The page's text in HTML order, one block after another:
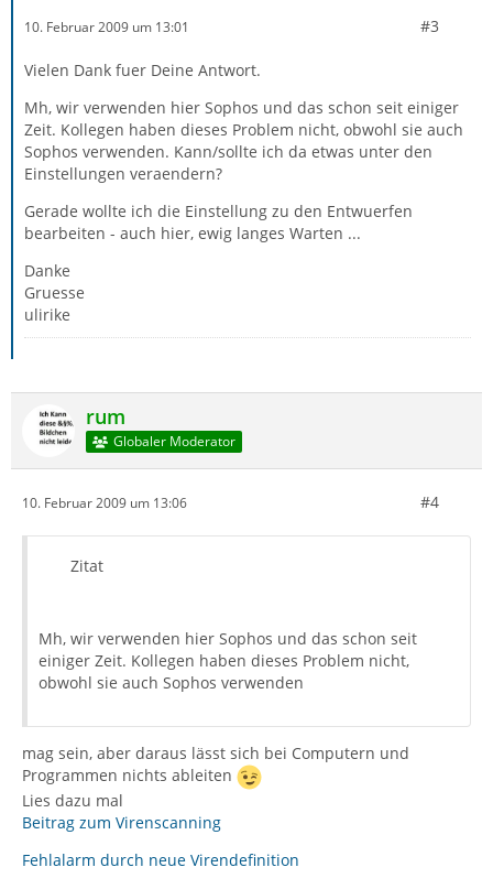
10. Februar 2009 um 13:01 #3
Vielen Dank fuer Deine Antwort.
Mh, wir verwenden hier Sophos und das schon seit einiger
Zeit. Kollegen haben dieses Problem nicht, obwohl sie auch
Sophos verwenden. Kann/sollte ich da etwas unter den
Einstellungen veraendern?
Gerade wollte ich die Einstellung zu den Entwuerfen
bearbeiten - auch hier, ewig langes Warten ...
Danke
Gruesse
ulirike
rum
Globaler Moderator
10. Februar 2009 um 13:06 #4
Zitat
Mh, wir verwenden hier Sophos und das schon seit
einiger Zeit. Kollegen haben dieses Problem nicht,
obwohl sie auch Sophos verwenden
mag sein, aber daraus lässt sich bei Computern und
Programmen nichts ableiten
Lies dazu mal
Beitrag zum Virenscanning
Fehlalarm durch neue Virendefinition